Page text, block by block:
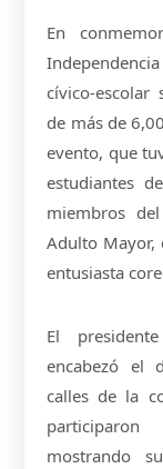
En
cívico-escolar
de más de
evento, que
estudiantes
miembros
Adulto Mayor,
entusiasta
El
encabezó el
calles de la
mostrando